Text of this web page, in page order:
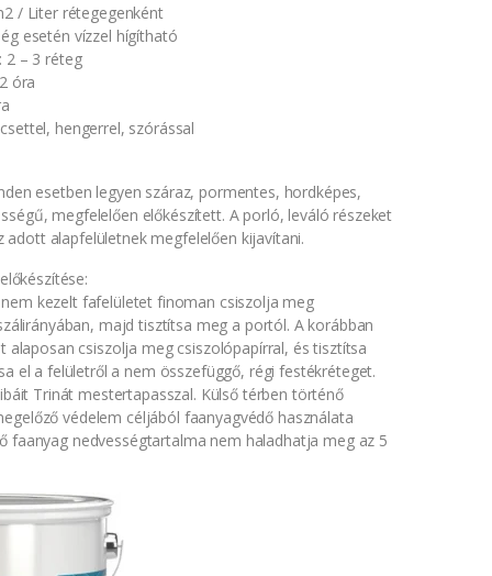
/ Liter rétegegenként
esetén vízzel hígítható
2 – 3 réteg
óra
hengerrel, szórással
esetben legyen száraz, pormentes, hordképes,
megfelelően előkészített. A porló, leváló részeket
adott alapfelületnek megfelelően kijavítani.
kezelt fafelületet finoman csiszolja meg
majd tisztítsa meg a portól. A korábban
csiszolja meg csiszolópapírral, és tisztítsa
el a felületről a nem összefüggő, régi festékréteget.
Trinát mestertapasszal. Külső térben történő
védelem céljából faanyagvédő használata
faanyag nedvességtartalma nem haladhatja meg az 5